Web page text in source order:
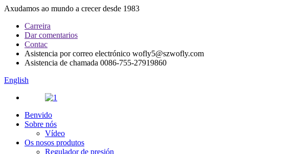
Axudamos ao mundo a crecer desde 1983
Carreira
Dar comentarios
Contac
Asistencia por correo electrónico wofly5@szwofly.com
Asistencia de chamada 0086-755-27919860
English
Benvido
Sobre nós
Vídeo
Os nosos produtos
Regulador de presión